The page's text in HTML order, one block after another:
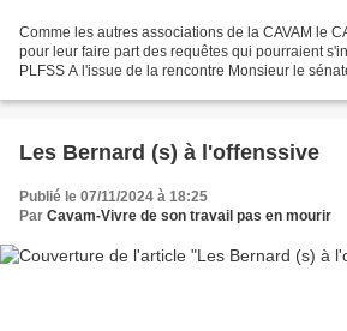
Comme les autres associations de la CAVAM le
pour leur faire part des requêtes qui pourraient
PLFSS A l'issue de la rencontre Monsieur le
Les Bernard (s) à l'offenssive
Publié le 07/11/2024 à 18:25
Par Cavam-Vivre de son travail pas en mourir